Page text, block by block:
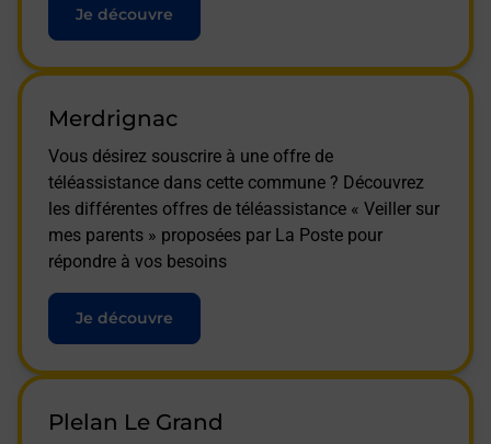
Je découvre
Merdrignac
Vous désirez souscrire à une offre de
téléassistance dans cette commune ? Découvrez
les différentes offres de téléassistance « Veiller sur
mes parents » proposées par La Poste pour
répondre à vos besoins
Je découvre
Plelan Le Grand